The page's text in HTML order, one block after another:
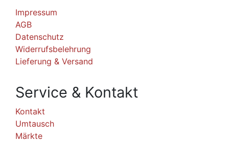
Impressum
AGB
Datenschutz
Widerrufsbelehrung
Lieferung & Versand
Service & Kontakt
Kontakt
Umtausch
Märkte